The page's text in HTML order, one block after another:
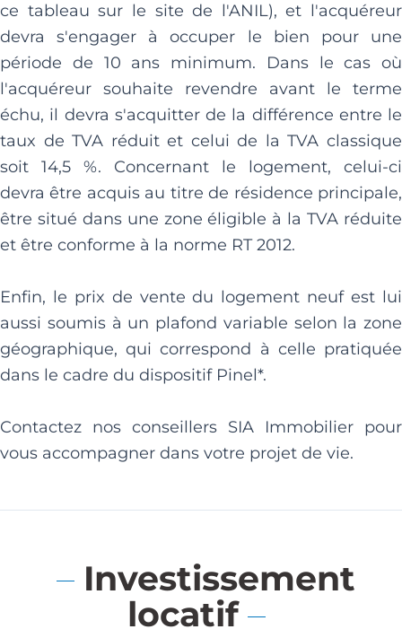
ce tableau sur le site de l'ANIL), et l'acquéreur
devra s'engager à occuper le bien pour une
période de 10 ans minimum. Dans le cas où
l'acquéreur souhaite revendre avant le terme
échu, il devra s'acquitter de la différence entre le
taux de TVA réduit et celui de la TVA classique
soit 14,5 %. Concernant le logement, celui-ci
devra être acquis au titre de résidence principale,
être situé dans une zone éligible à la TVA réduite
et être conforme à la norme RT 2012.
Enfin, le prix de vente du logement neuf est lui
aussi soumis à un plafond variable selon la zone
géographique, qui correspond à celle pratiquée
dans le cadre du dispositif Pinel*.
Contactez nos conseillers SIA Immobilier pour
vous accompagner dans votre projet de vie.
Investissement
locatif